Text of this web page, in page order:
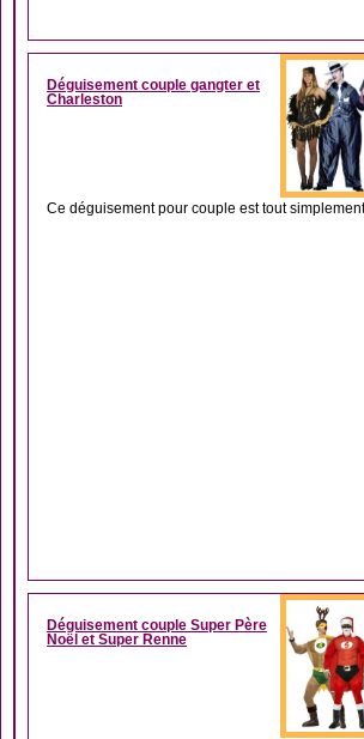
Déguisement couple gangter et
Charleston
Ce déguisement pour couple est tout
Déguisement couple Super Père
Noël et Super Renne